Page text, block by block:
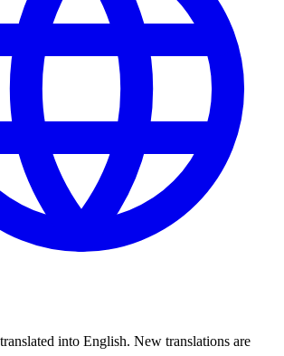
into English. New translations are